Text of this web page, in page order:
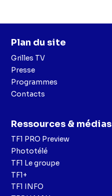
Plan du site
Grilles TV
Presse
Programmes
Contacts
Ressources & médias
TF1 PRO Preview
Phototélé
TF1 Le groupe
TF1+
TF1 INFO